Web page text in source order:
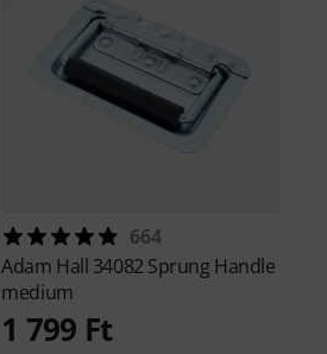
664
Adam Hall 34082 Sprung Handle
medium
1 799 Ft